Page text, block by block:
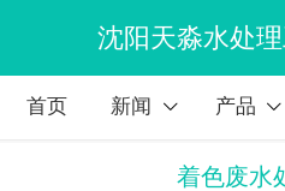
沈阳天淼水处
首页 新闻 产品
着色废水